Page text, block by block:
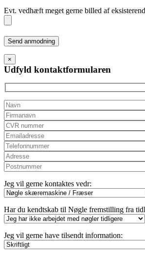
Evt. vedhæft meget gerne billed af
Please
leave
this
field
empty.
×
Udfyld kontaktformularen
Jeg vil gerne kontaktes vedr:
Har du kendtskab til Nøgle fremstilling fra
Jeg vil gerne have tilsendt information: